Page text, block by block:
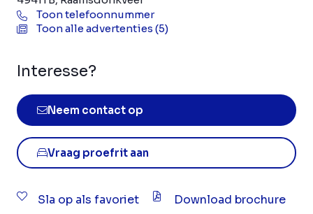
Toon telefoonnummer
Toon alle advertenties (5)
Interesse?
Neem contact op
Vraag proefrit aan
Sla op als favoriet Download brochure